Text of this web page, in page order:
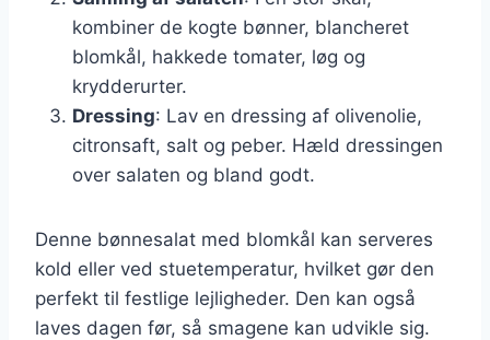
kombiner de kogte bønner, blancheret
blomkål, hakkede tomater, løg og
krydderurter.
Dressing: Lav en dressing af olivenolie,
citronsaft, salt og peber. Hæld dressingen
over salaten og bland godt.
Denne bønnesalat med blomkål kan serveres
kold eller ved stuetemperatur, hvilket gør den
perfekt til festlige lejligheder. Den kan også
laves dagen før, så smagene kan udvikle sig.